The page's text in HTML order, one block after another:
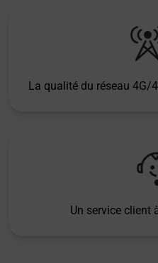
La qualité du réseau 4G/
Un service client